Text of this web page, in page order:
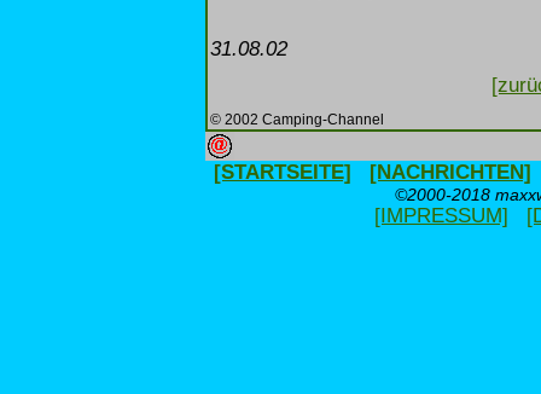
31.08.02
© 2002 Camping-Channel
[STARTSEITE] [NACHRICHTEN]
©2000-2018
[IMPRESSUM]